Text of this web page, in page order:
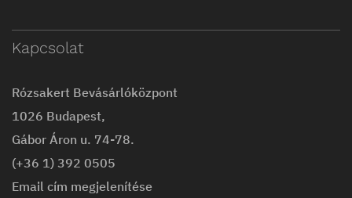
Kapcsolat
Rózsakert Bevásárlóközpont
1026 Budapest,
Gábor Áron u. 74-78.
(+36 1) 392 0505
Email cím megjelenítése